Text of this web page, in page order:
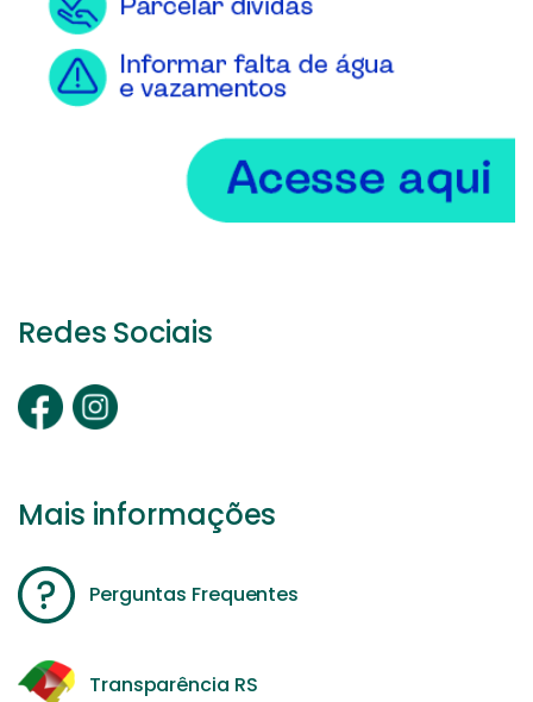
Redes Sociais
Mais informações
Perguntas Frequentes
Transparência RS